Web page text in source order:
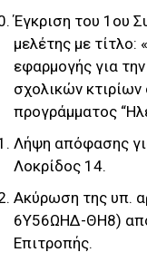
Έγκριση του 1ου
μελέτης με
εφαρμογής για
σχολικών
προγράμματος
Λήψη απόφασης
Λοκρίδος 14.
Aκύρωση της υπ.
6Υ56ΩΗΔ-ΘΗ8)
Επιτροπής.